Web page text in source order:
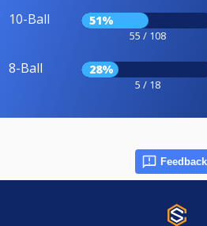
10-Ball 51%
55 / 108
8-Ball 28%
5 / 18
Feedback